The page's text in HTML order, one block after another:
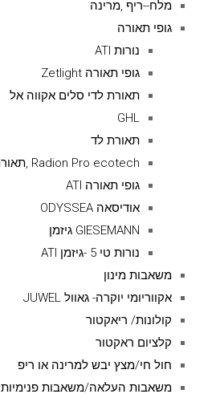
מלח--ריף ,מרינה
גופי תאורה
נורות ATI
גופי תאורה Zetlight
תאורת לדי סלים אקווה אל
GHL
תאורת לד
Radion Pro ecotech ,תאורת רדיון פרו
גופי תאורה ATI
אודיסאה ODYSSEA
GIESEMANN גיזמן
נורות טי 5 -גיזמן ATI
משאבות מינון
אקווריומי יוקרה- גאוול JUWEL
קולונות/ ריאקטור
קלציום ראקטור
חול חי/מצץ יבש למרינה או ריפ
משאבות העלאה/משאבות פנימיות